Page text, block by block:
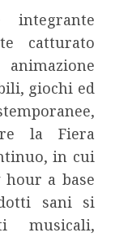
catturato
giochi ed
la Fiera
in cui
hour a base
sani si
musicali,